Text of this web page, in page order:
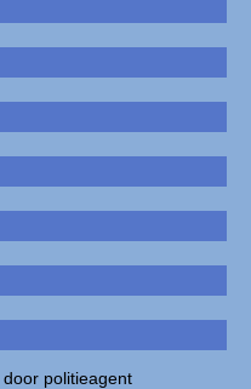
politieagent